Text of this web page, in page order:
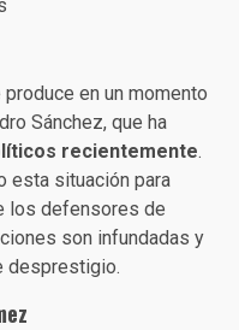
en un momento
Sánchez, que ha
recientemente.
esta situación para
los defensores de
son infundadas y
desprestigio.